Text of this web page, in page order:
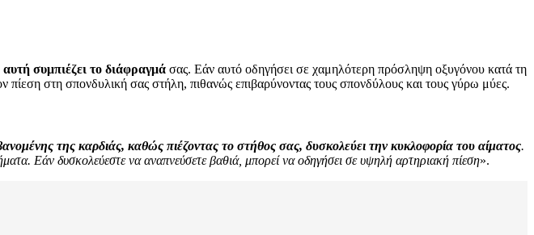
συμπιέζει το διάφραγμά σας. Εάν αυτό οδηγήσει σε χαμηλότερη πρόσληψη οξυγόνου κατά τη
πίεση στη σπονδυλική σας στήλη, πιθανώς επιβαρύνοντας τους σπονδύλους και τους γύρω μύες.
της καρδιάς, καθώς πιέζοντας το στήθος σας, δυσκολεύει την κυκλοφορία του αίματος.
Εάν δυσκολεύεστε να αναπνεύσετε βαθιά, μπορεί να οδηγήσει σε υψηλή αρτηριακή πίεση».